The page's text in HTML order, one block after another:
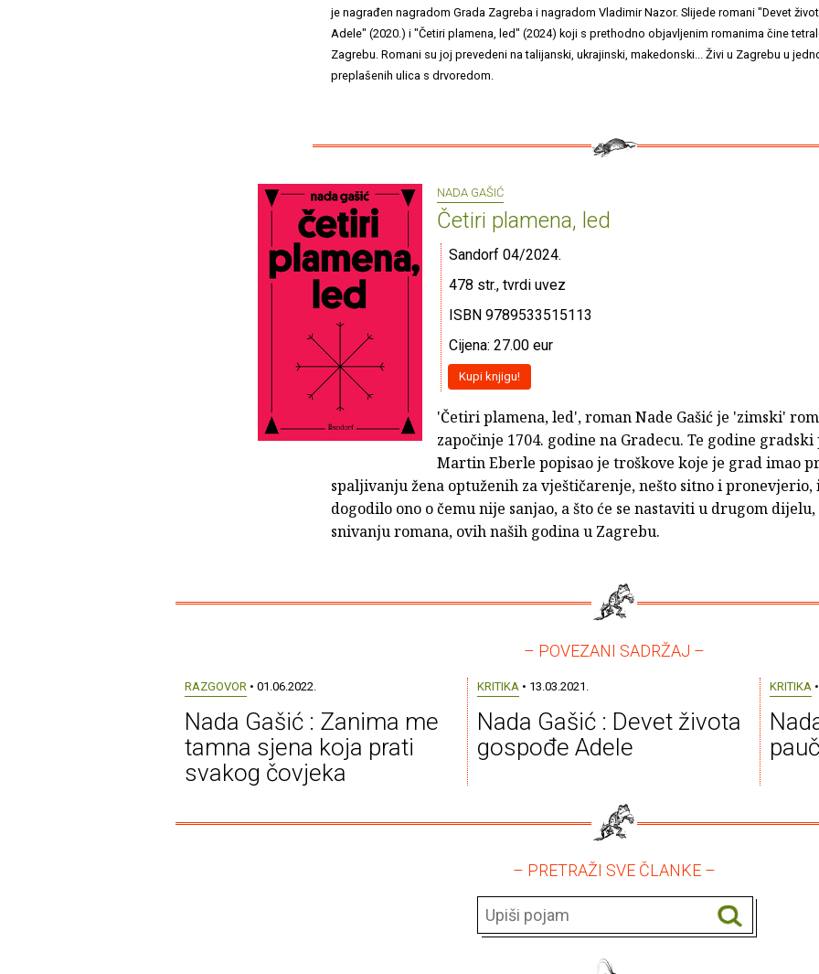
je nagrađen nagradom Grada Zagreba i nagradom Vladimir Nazor. Slijede romani "Devet
Adele" (2020.) i "Četiri plamena, led" (2024) koji s prethodno objavljenim romanima čine
Zagrebu. Romani su joj prevedeni na talijanski, ukrajinski, makedonski... Živi u Zagrebu u
preplašenih ulica s drvoredom.
NADA GAŠIĆ
Četiri plamena, led
Sandorf 04/2024.
478 str., tvrdi uvez
ISBN 9789533515113
Cijena: 27.00 eur
Kupi knjigu!
'Četiri plamena, led', roman Nade Gašić je 'zimski'
započinje 1704. godine na Gradecu. Te godine
Martin Eberle popisao je troškove koje je grad imao
spaljivanju žena optuženih za vještičarenje, nešto sitno i pronevjerio,
dogodilo ono o čemu nije sanjao, a što će se nastaviti u drugom
snivanju romana, ovih naših godina u Zagrebu.
– POVEZANI SADRŽAJ –
RAZGOVOR • 01.06.2022.
Nada Gašić : Zanima me
tamna sjena koja prati
svakog čovjeka
KRITIKA • 13.03.2021.
Nada Gašić : Devet života
gospođe Adele
KRITIKA
– PRETRAŽI SVE ČLANKE –